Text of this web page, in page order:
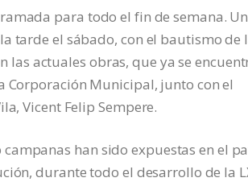
para todo el fin de semana.
tarde el sábado, con el bautismo de
actuales obras, que ya se
Corporación Municipal, junto con el
Vicent Felip Sempere.
han sido expuestas en el
durante todo el desarrollo de la